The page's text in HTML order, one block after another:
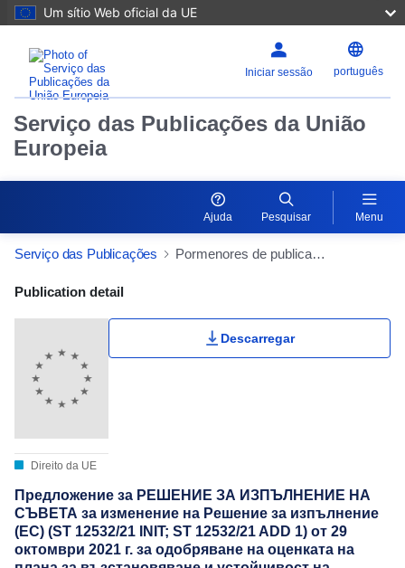
Um sítio Web oficial da UE
Iniciar sessão português
Serviço das Publicações da União
Europeia
Ajuda Pesquisar Menu
Serviço das Publicações Pormenores de publicação
Publication Detail Actions Portlet
Publication detail
Direito da UE
Descarregar
Предложение за РЕШЕНИЕ ЗА ИЗПЪЛНЕНИЕ НА
СЪВЕТА за изменение на Решение за изпълнение
(ЕС) (ST 12532/21 INIT; ST 12532/21 ADD 1) от 29
октомври 2021 г. за одобряване на оценката на